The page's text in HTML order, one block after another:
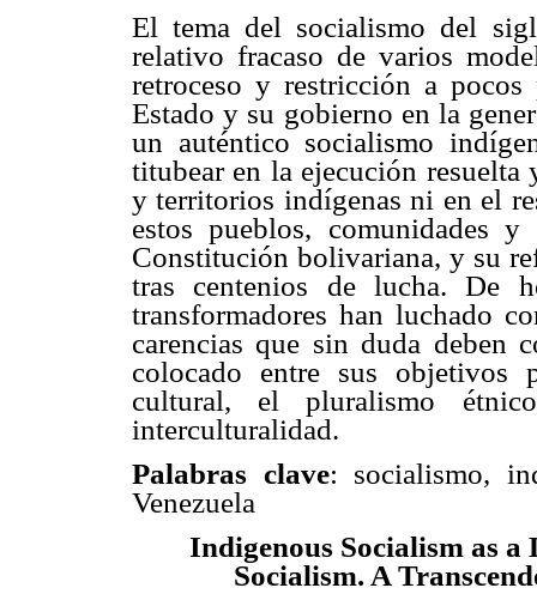
El tema del socialismo del
relativo fracaso de varios
retroceso y restricción a
Estado y su gobierno en la
un auténtico socialismo
titubear en la ejecución resuelta
y territorios indígenas ni en el
estos pueblos, comunidades
Constitución bolivariana, y su
tras centenios de lucha. De
transformadores han luchado
carencias que sin duda deben
colocado entre sus
cultural, el pluralismo
interculturalidad.
Palabras clave: socialismo,
Venezuela
Indigenous Socialism as
Socialism. A